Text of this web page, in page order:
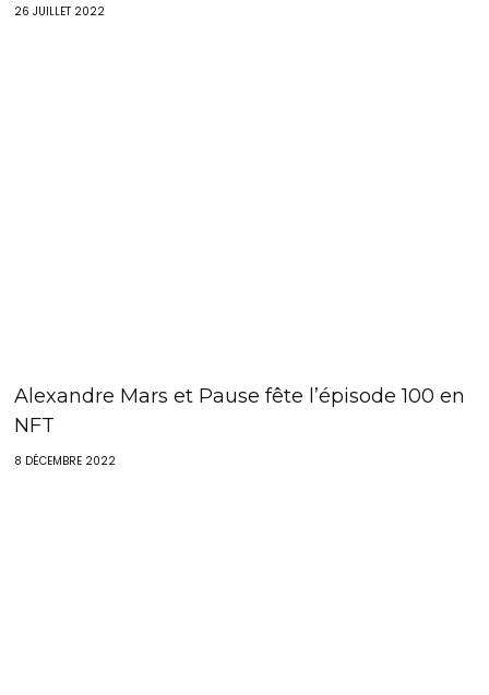
26 JUILLET 2022
Alexandre Mars et Pause fête l’épisode 100 en
NFT
8 DÉCEMBRE 2022